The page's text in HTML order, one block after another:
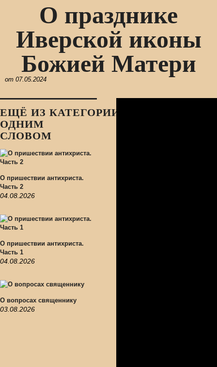
О празднике
Иверской иконы
Божией Матери
от 07.05.2024
ЕЩЁ ИЗ КАТЕГОРИИ:
ОДНИМ
СЛОВОМ
О пришествии антихриста.
Часть 2
04.08.2026
О пришествии антихриста.
Часть 1
04.08.2026
О вопросах священнику
03.08.2026